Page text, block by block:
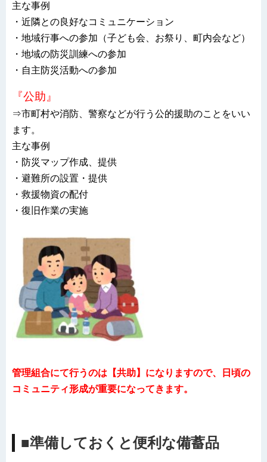
主な事例
・近隣との良好なコミュニケーション
・地域行事への参加（子ども会、お祭り、町内会など）
・地域の防災訓練への参加
・自主防災活動への参加
『公助』
⇒市町村や消防、警察などが行う公的援助のことをいい
ます。
主な事例
・防災マップ作成、提供
・避難所の設置・提供
・救援物資の配付
・復旧作業の実施
管理組合にて行うのは【共助】になりますので、日頃の
コミュニティ形成が重要になってきます。
■準備しておくと便利な備蓄品